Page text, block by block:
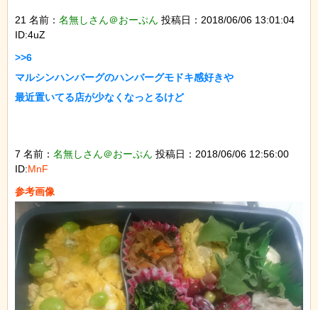
21 名前： 名無しさん＠おーぷん 投稿日：2018/06/06 13:01:04
ID:4uZ
>>6
マルシンハンバーグのハンバーグモドキ感好きや
最近置いてる店が少なくなっとるけど
7 名前： 名無しさん＠おーぷん 投稿日：2018/06/06 12:56:00
ID:MnF